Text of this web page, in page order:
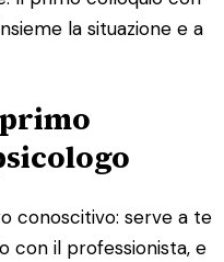
la situazione e a
conoscitivo: serve a te
con il professionista, e